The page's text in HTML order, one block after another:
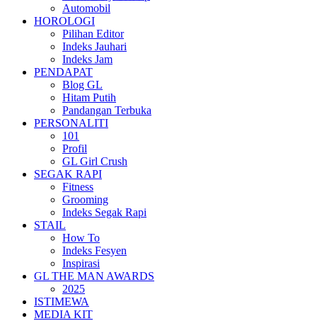
Automobil
HOROLOGI
Pilihan Editor
Indeks Jauhari
Indeks Jam
PENDAPAT
Blog GL
Hitam Putih
Pandangan Terbuka
PERSONALITI
101
Profil
GL Girl Crush
SEGAK RAPI
Fitness
Grooming
Indeks Segak Rapi
STAIL
How To
Indeks Fesyen
Inspirasi
GL THE MAN AWARDS
2025
ISTIMEWA
MEDIA KIT